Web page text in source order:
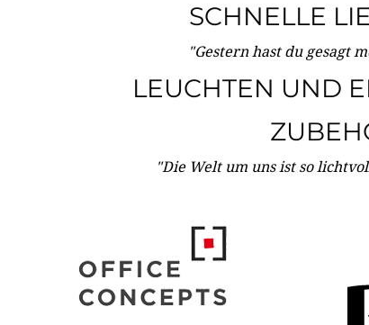
SCHNELLE
"Gestern hast du gesagt
LEUCHTEN UND
"Die Welt um uns ist so